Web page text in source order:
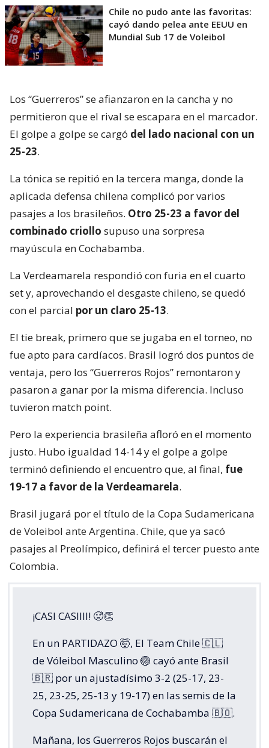
Chile no pudo ante las favoritas:
cayó dando pelea ante EEUU en
Mundial Sub 17 de Voleibol
Los “Guerreros” se afianzaron en la cancha y no
permitieron que el rival se escapara en el marcador.
El golpe a golpe se cargó del lado nacional con un
25-23.
La tónica se repitió en la tercera manga, donde la
aplicada defensa chilena complicó por varios
pasajes a los brasileños. Otro 25-23 a favor del
combinado criollo supuso una sorpresa
mayúscula en Cochabamba.
La Verdeamarela respondió con furia en el cuarto
set y, aprovechando el desgaste chileno, se quedó
con el parcial por un claro 25-13.
El tie break, primero que se jugaba en el torneo, no
fue apto para cardíacos. Brasil logró dos puntos de
ventaja, pero los “Guerreros Rojos” remontaron y
pasaron a ganar por la misma diferencia. Incluso
tuvieron match point.
Pero la experiencia brasileña afloró en el momento
justo. Hubo igualdad 14-14 y el golpe a golpe
terminó definiendo el encuentro que, al final, fue
19-17 a favor de la Verdeamarela.
Brasil jugará por el título de la Copa Sudamericana
de Voleibol ante Argentina. Chile, que ya sacó
pasajes al Preolímpico, definirá el tercer puesto ante
Colombia.
¡CASI CASIIII! 🥵👏
En un PARTIDAZO 🤯, El Team Chile 🇨🇱
de Vóleibol Masculino 🏐 cayó ante Brasil
🇧🇷 por un ajustadísimo 3-2 (25-17, 23-
25, 23-25, 25-13 y 19-17) en las semis de la
Copa Sudamericana de Cochabamba 🇧🇴.
Mañana, los Guerreros Rojos buscarán el